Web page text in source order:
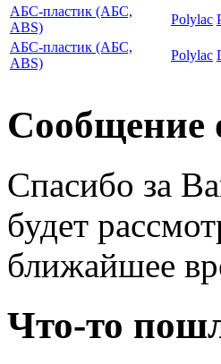
АБС-пластик (АБС,
ABS)
Polylac
АБС-пластик (АБС,
ABS)
Polylac
Сообщение
Спасибо за
будет
ближайшее
Что-то